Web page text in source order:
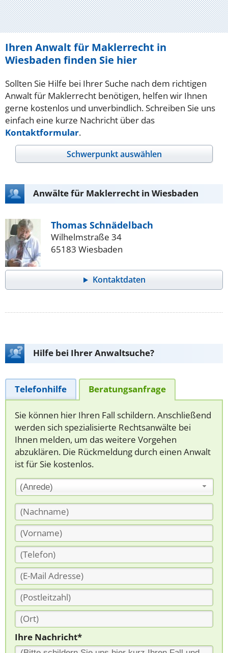
Ihren Anwalt für Maklerrecht in
Wiesbaden finden Sie hier
Sollten Sie Hilfe bei Ihrer Suche nach dem richtigen
Anwalt für Maklerrecht benötigen, helfen wir Ihnen
gerne kostenlos und unverbindlich. Schreiben Sie uns
einfach eine kurze Nachricht über das
Kontaktformular.
Schwerpunkt auswählen
Anwälte für Maklerrecht in Wiesbaden
Thomas Schnädelbach
Wilhelmstraße 34
65183 Wiesbaden
Kontaktdaten
Hilfe bei Ihrer Anwaltsuche?
Telefonhilfe Beratungsanfrage
Sie können hier Ihren Fall schildern. Anschließend
werden sich spezialisierte Rechtsanwälte bei
Ihnen melden, um das weitere Vorgehen
abzuklären. Die Rückmeldung durch einen Anwalt
ist für Sie kostenlos.
(Anrede)
Ihre Nachricht*